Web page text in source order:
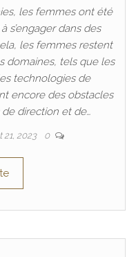
les femmes ont été
s’engager dans des
les femmes restent
domaines, tels que les
technologies de
encore des obstacles
direction et de…
21, 2023 0